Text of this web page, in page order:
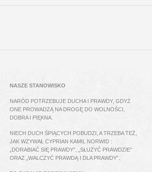
NASZE STANOWISKO
NARÓD POTRZEBUJE DUCHA I PRAWDY, GDYŻ
ONE PROWADZĄ NA DROGĘ DO WOLNOŚCI,
DOBRA I PIĘKNA.
NIECH DUCH ŚPIĄCYCH POBUDZI, A TRZEBA TEŻ,
JAK WZYWAŁ CYPRIAN KAMIL NORWID :
„DORABIAĆ SIĘ PRAWDY”, „SŁUŻYĆ PRAWDZIE”
ORAZ „WALCZYĆ PRAWDĄ I DLA PRAWDY”.